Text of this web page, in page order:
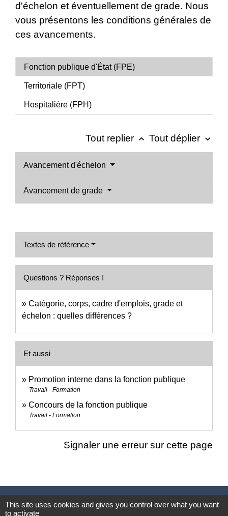
d'échelon et éventuellement de grade. Nous
vous présentons les conditions générales de
ces avancements.
Fonction publique d'État (FPE)
Territoriale (FPT)
Hospitalière (FPH)
Tout replier keyboard_arrow_up Tout déplier keyboard_arrow_down
Avancement d'échelon
Avancement de grade
Textes de référence
Questions ? Réponses !
Catégorie, corps, cadre d'emplois, grade et
échelon : quelles différences ?
Et aussi
Promotion interne dans la fonction publique
Travail - Formation
Concours de la fonction publique
Travail - Formation
Signaler une erreur sur cette page
Nous contacter
This site uses cookies and gives you control over what you want
to activate